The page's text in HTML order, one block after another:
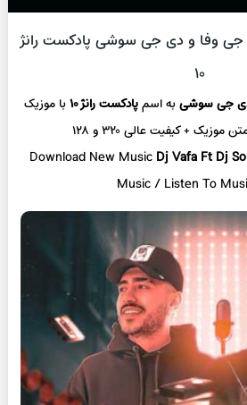
وفا و دی جی سوشی پادکست رانژ
۱۰
دی جی سوشیبه اسمپادکست رانژ ۱۰
با موزیک
موزیک + کیفیت عالی ۳۲۰ و ۱۲۸
Download New Music Dj Vafa Ft Dj
Music / Listen To